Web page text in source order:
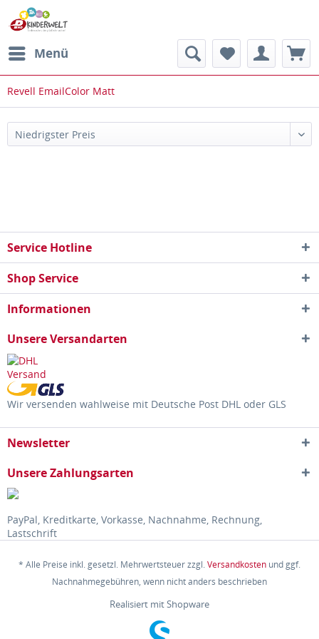
Menü
Revell EmailColor Matt
Service Hotline
Shop Service
Informationen
Unsere Versandarten
Wir versenden wahlweise mit Deutsche Post DHL oder GLS
Newsletter
Unsere Zahlungsarten
PayPal, Kreditkarte, Vorkasse, Nachnahme, Rechnung,
Lastschrift
* Alle Preise inkl. gesetzl. Mehrwertsteuer zzgl.Versandkosten und ggf.
Nachnahmegebühren, wenn nicht anders beschrieben
Realisiert mit Shopware